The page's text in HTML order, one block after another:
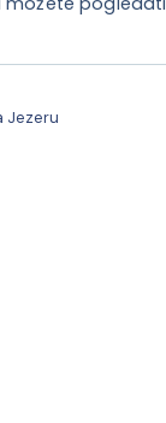
Jezeru